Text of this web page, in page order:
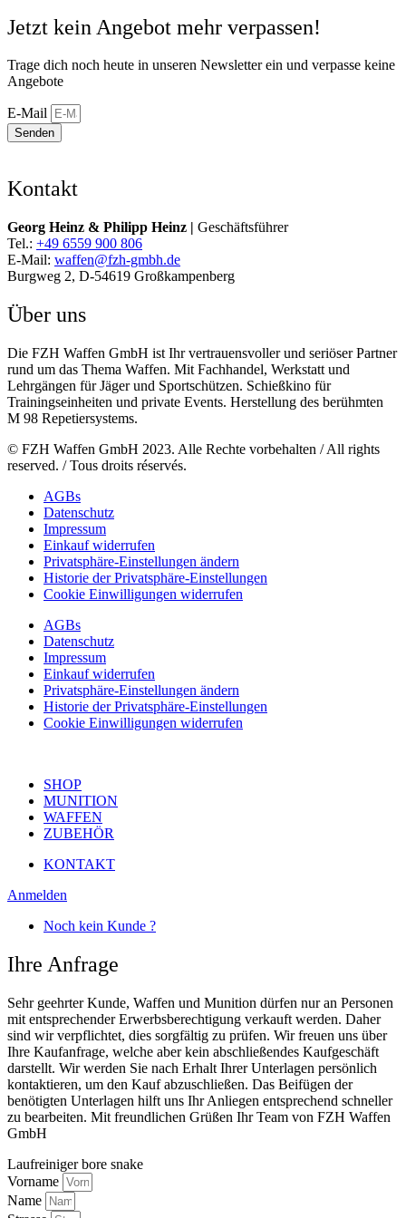
Jetzt kein Angebot mehr verpassen!
Trage dich noch heute in unseren Newsletter ein und verpasse keine
Angebote
E-Mail
Senden
Kontakt
Georg Heinz & Philipp Heinz | Geschäftsführer
Tel.: +49 6559 900 806
E-Mail: waffen@fzh-gmbh.de
Burgweg 2, D-54619 Großkampenberg
Über uns
Die FZH Waffen GmbH ist Ihr vertrauensvoller und seriöser Partner
rund um das Thema Waffen. Mit Fachhandel, Werkstatt und
Lehrgängen für Jäger und Sportschützen. Schießkino für
Trainingseinheiten und private Events. Herstellung des berühmten
M 98 Repetiersystems.
© FZH Waffen GmbH 2023. Alle Rechte vorbehalten / All rights
reserved. / Tous droits réservés.
AGBs
Datenschutz
Impressum
Einkauf widerrufen
Privatsphäre-Einstellungen ändern
Historie der Privatsphäre-Einstellungen
Cookie Einwilligungen widerrufen
AGBs
Datenschutz
Impressum
Einkauf widerrufen
Privatsphäre-Einstellungen ändern
Historie der Privatsphäre-Einstellungen
Cookie Einwilligungen widerrufen
SHOP
MUNITION
WAFFEN
ZUBEHÖR
KONTAKT
Anmelden
Noch kein Kunde ?
Ihre Anfrage
Sehr geehrter Kunde, Waffen und Munition dürfen nur an Personen
mit entsprechender Erwerbsberechtigung verkauft werden. Daher
sind wir verpflichtet, dies sorgfältig zu prüfen. Wir freuen uns über
Ihre Kaufanfrage, welche aber kein abschließendes Kaufgeschäft
darstellt. Wir werden Sie nach Erhalt Ihrer Unterlagen persönlich
kontaktieren, um den Kauf abzuschließen. Das Beifügen der
benötigten Unterlagen hilft uns Ihr Anliegen entsprechend schneller
zu bearbeiten. Mit freundlichen Grüßen Ihr Team von FZH Waffen
GmbH
Laufreiniger bore snake
Vorname
Name